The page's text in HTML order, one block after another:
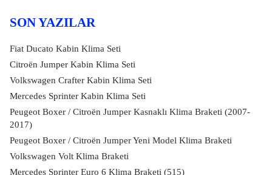
SON YAZILAR
Fiat Ducato Kabin Klima Seti
Citroën Jumper Kabin Klima Seti
Volkswagen Crafter Kabin Klima Seti
Mercedes Sprinter Kabin Klima Seti
Peugeot Boxer / Citroën Jumper Kasnaklı Klima Braketi (2007-
2017)
Peugeot Boxer / Citroën Jumper Yeni Model Klima Braketi
Volkswagen Volt Klima Braketi
Mercedes Sprinter Euro 6 Klima Braketi (515)